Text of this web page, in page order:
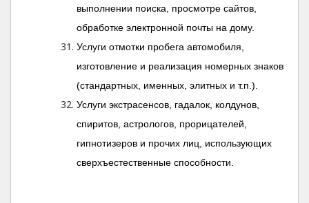
выполнении поиска, просмотре сайтов,
обработке электронной почты на дому.
Услуги отмотки пробега автомобиля,
изготовление и реализация номерных знаков
(стандартных, именных, элитных и т.п.).
Услуги экстрасенсов, гадалок, колдунов,
спиритов, астрологов, прорицателей,
гипнотизеров и прочих лиц, использующих
сверхъестественные способности.